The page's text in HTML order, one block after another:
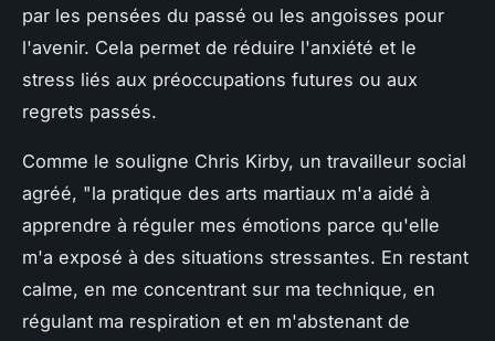
par les pensées du passé ou les angoisses pour
l'avenir. Cela permet de réduire l'anxiété et le
stress liés aux préoccupations futures ou aux
regrets passés.
Comme le souligne Chris Kirby, un travailleur social
agréé, "la pratique des arts martiaux m'a aidé à
apprendre à réguler mes émotions parce qu'elle
m'a exposé à des situations stressantes. En restant
calme, en me concentrant sur ma technique, en
régulant ma respiration et en m'abstenant de